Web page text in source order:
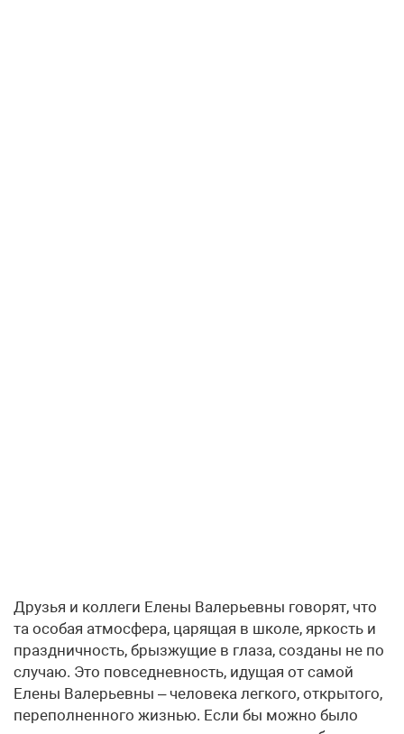
Друзья и коллеги Елены Валерьевны говорят, что
та особая атмосфера, царящая в школе, яркость и
праздничность, брызжущие в глаза, созданы не по
случаю. Это повседневность, идущая от самой
Елены Валерьевны – человека легкого, открытого,
переполненного жизнью. Если бы можно было